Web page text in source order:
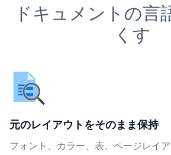
ドキュメントの言
くす
元のレイアウトをそのまま保持
フォント、カラー、表、ページレイ